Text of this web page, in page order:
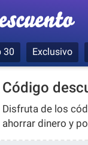
30 Exclusivo
Código
Disfruta de los
ahorrar dinero y